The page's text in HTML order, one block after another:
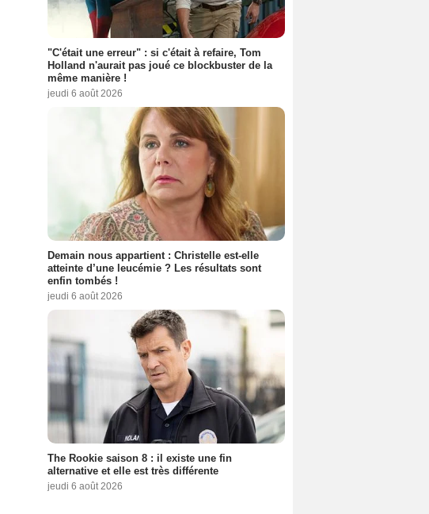
"C'était une erreur" : si c'était à refaire, Tom
Holland n'aurait pas joué ce blockbuster de la
même manière !
jeudi 6 août 2026
Demain nous appartient : Christelle est-elle
atteinte d’une leucémie ? Les résultats sont
enfin tombés !
jeudi 6 août 2026
The Rookie saison 8 : il existe une fin
alternative et elle est très différente
jeudi 6 août 2026